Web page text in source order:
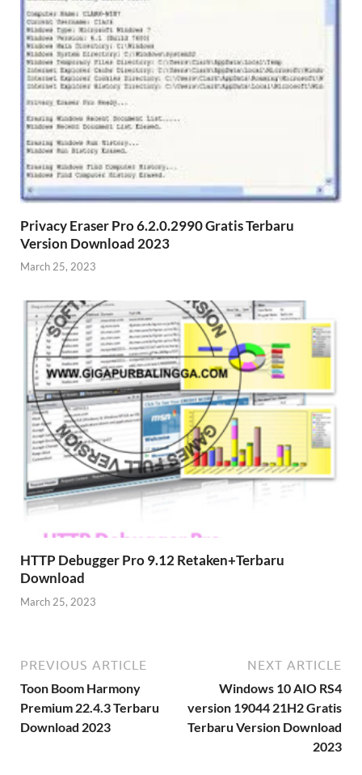
Privacy Eraser Pro 6.2.0.2990 Gratis Terbaru
Version Download 2023
March 25, 2023
HTTP Debugger Pro 9.12 Retaken+Terbaru
Download
March 25, 2023
PREVIOUS ARTICLE
Toon Boom Harmony
Premium 22.4.3 Terbaru
Download 2023
NEXT ARTICLE
Windows 10 AIO RS4
version 19044 21H2 Gratis
Terbaru Version Download
2023